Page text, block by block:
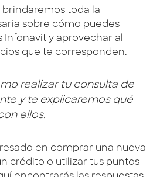
brindaremos toda la
sobre cómo puedes
y aprovechar al
que te corresponden.
realizar tu consulta de
y te explicaremos qué
ellos.
en comprar una nueva
crédito o utilizar tus puntos